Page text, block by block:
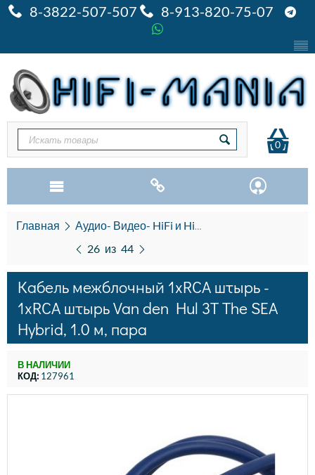
8-3822-507-507 8-913-820-75-07
0
Главная Аудио- Видео- HiFi и HiEND
26 из 44
Кабель межблочный 1xRCA штырь -
1xRCA штырь Van den Hul 3T The SEA
Hybrid, 1.0 м, пара
В НАЛИЧИИ
КОД: 127961